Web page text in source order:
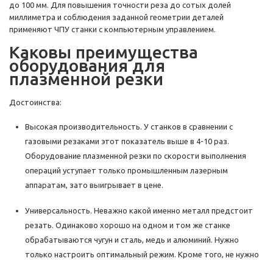
до 100 мм. Для повышения точности реза до сотых долей
миллиметра и соблюдения заданной геометрии деталей
применяют ЧПУ станки с компьютерным управлением.
Каковы преимущества
оборудования для
плазменной резки
Достоинства:
Высокая производительность. У станков в сравнении с
газовыми резаками этот показатель выше в 4-10 раз.
Оборудование плазменной резки по скорости выполнения
операций уступает только промышленным лазерным
аппаратам, зато выигрывает в цене.
Универсальность. Неважно какой именно металл предстоит
резать. Одинаково хорошо на одном и том же станке
обрабатываются чугун и сталь, медь и алюминий. Нужно
только настроить оптимальный режим. Кроме того, не нужно